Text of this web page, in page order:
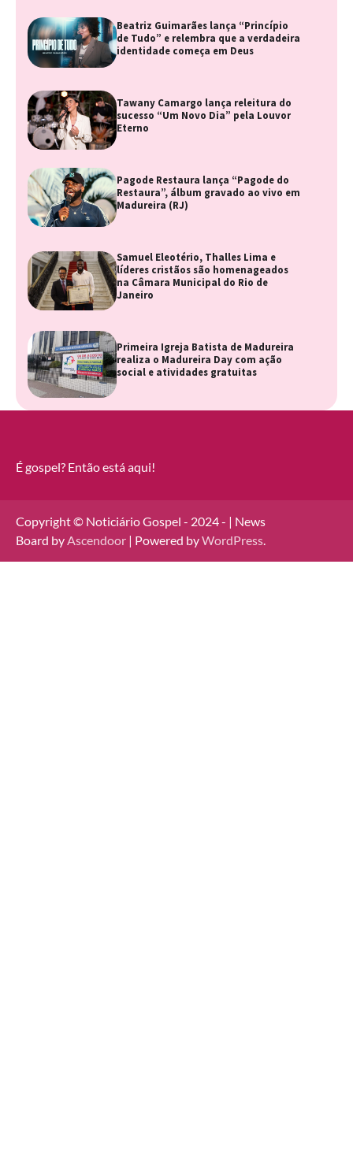
Beatriz Guimarães lança “Princípio
de Tudo” e relembra que a verdadeira
identidade começa em Deus
Tawany Camargo lança releitura do
sucesso “Um Novo Dia” pela Louvor
Eterno
Pagode Restaura lança “Pagode do
Restaura”, álbum gravado ao vivo em
Madureira (RJ)
Samuel Eleotério, Thalles Lima e
líderes cristãos são homenageados
na Câmara Municipal do Rio de
Janeiro
Primeira Igreja Batista de Madureira
realiza o Madureira Day com ação
social e atividades gratuitas
É gospel? Então está aqui!
Copyright © Noticiário Gospel - 2024 - | News
Board byAscendoor | Powered byWordPress.